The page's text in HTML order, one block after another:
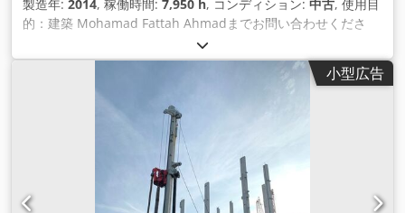
製造年: 2014, 稼働時間: 7,950 h, コンディション: 中古, 使用目
的：建築 Mohamad Fattah Ahmadまでお問い合わせくださ
い。 Djdpfx Ash Ty Agsf Ujck エンジン LIEBHERR 505kW BAT
510 ドリリングドライブ ケーシングシステムの準備 非常に良
小型広告